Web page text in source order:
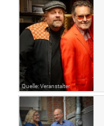
Quelle: Veranstalter